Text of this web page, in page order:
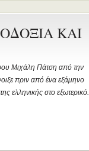
ΚΑΙ
Μιχάλη Πάτση από την
πριν από ένα εξάμηνο
ελληνικής στο εξωτερικό.